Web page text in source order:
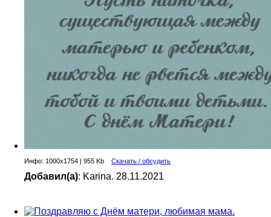
Инфо: 1000х1754 | 955 Kb Скачать / обсудить
Добавил(а): Karina. 28.11.2021